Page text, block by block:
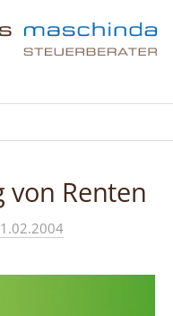
von Renten